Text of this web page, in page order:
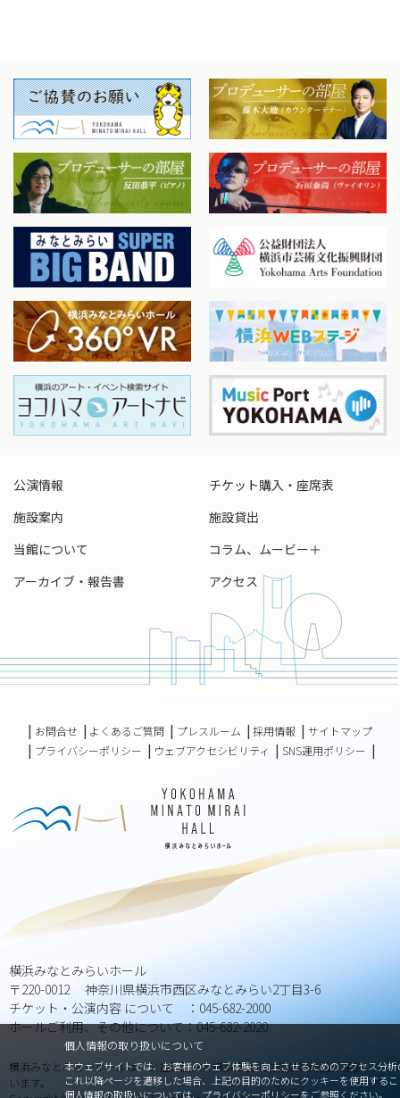
個人情報の取り扱いについて
本ウェブサイトでは、お客様のウェブ体験を向上させるためのアクセス分
これ以降ページを遷移した場合、上記の目的のためにクッキーを使用する
個人情報の取扱いについては、プライバシーポリシーをご参照ください。
公演情報
チケット購入・座席表
施設案内
施設貸出
当館について
コラム、ムービー＋
アーカイブ・報告書
アクセス
お問合せ よくあるご質問 プレスルーム 採用情報
サイトマップ
プライバシーポリシー
ウェブアクセシビリティ SNS運用ポリシー
横浜みなとみらいホール
〒220-0012 神奈川県横浜市西区みなとみらい2丁目3-6
チケット・公演内容 について ：045-682-2000
ホールご利用、その他について：045-682-2020
横浜みなとみらいホールは、公益財団法人横浜市芸術文化振興財団が運営して
います。